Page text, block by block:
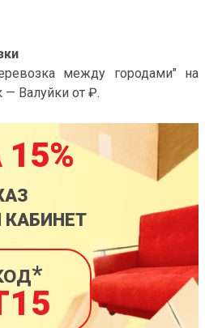
между городами" на
Валуйки от ₽.